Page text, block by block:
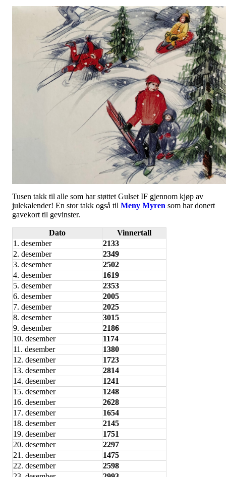
Tusen takk til alle som har støttet Gulset IF gjennom kjøp av
julekalender! En stor takk også til Meny Myren som har donert
gavekort til gevinster.
Dato
Vinnertall
1. desember
2133
2. desember
2349
3. desember
2502
4. desember
1619
5. desember
2353
6. desember
2005
7. desember
2025
8. desember
3015
9. desember
2186
10. desember
1174
11. desember
1380
12. desember
1723
13. desember
2814
14. desember
1241
15. desember
1248
16. desember
2628
17. desember
1654
18. desember
2145
19. desember
1751
20. desember
2297
21. desember
1475
22. desember
2598